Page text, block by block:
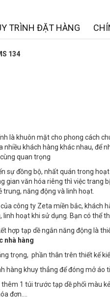
TRÌNH ĐẶT HÀNG
134
là khuôn mặt cho phong cách
khách hàng khác nhau, để
quan trọng
sự đồng bộ, nhất quán trong
gian văn hóa riêng thì việc trang
năng động và linh hoạt.
công ty Zeta miền bắc, khách
linh hoạt khi sử dụng. Bạn có thể
hợp tạp dề ngắn năng động là
nhà hàng
trọng, phần thân trên thiết kế
hàng khuy thẳng để đóng mở áo
1 túi trước tạp dề phối màu
đơn….